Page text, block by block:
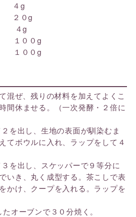
g
０g
４g
１００g
０g
混ぜ、残りの材料を加えてよくこ
間休ませる。（一次発酵・２倍に
を出し、生地の表面が馴染むま
てボウルに入れ、ラップをして４
を出し、スケッパーで９等分に
いき、丸く成型する。茶こしで表
かけ、クープを入れる。ラップを
オーブンで３０分焼く。